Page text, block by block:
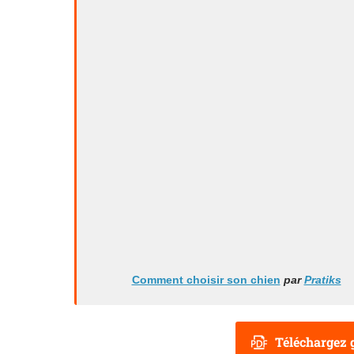
Comment choisir son chien parPratiks